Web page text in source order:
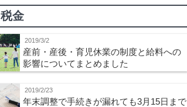
税金
2019/3/2
産前・産後・育児休業の制度と給料への
影響についてまとめました
2019/2/23
年末調整で手続きが漏れても3月15日まで